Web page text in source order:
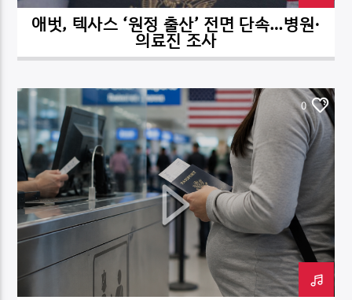
DK NET Radio.co
애벗, 텍사스 ‘원정 출산’ 전면 단속…병원·
의료진 조사
0